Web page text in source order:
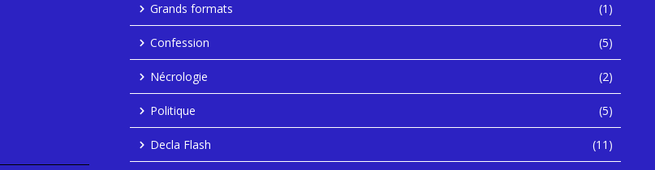
Grands formats (1)
Confession (5)
Nécrologie (2)
Politique (5)
Decla Flash (11)